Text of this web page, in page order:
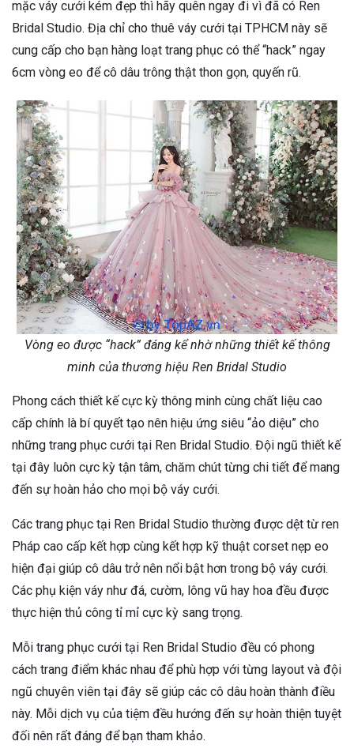
mặc váy cưới kém đẹp thì hãy quên ngay đi vì đã có Ren
Bridal Studio. Địa chỉ cho thuê váy cưới tại TPHCM này sẽ
cung cấp cho bạn hàng loạt trang phục có thể “hack” ngay
6cm vòng eo để cô dâu trông thật thon gọn, quyến rũ.
Vòng eo được “hack” đáng kể nhờ những thiết kế thông
minh của thương hiệu Ren Bridal Studio
Phong cách thiết kế cực kỳ thông minh cùng chất liệu cao
cấp chính là bí quyết tạo nên hiệu ứng siêu “ảo diệu” cho
những trang phục cưới tại Ren Bridal Studio. Đội ngũ thiết kế
tại đây luôn cực kỳ tận tâm, chăm chút từng chi tiết để mang
đến sự hoàn hảo cho mọi bộ váy cưới.
Các trang phục tại Ren Bridal Studio thường được dệt từ ren
Pháp cao cấp kết hợp cùng kết hợp kỹ thuật corset nẹp eo
hiện đại giúp cô dâu trở nên nổi bật hơn trong bộ váy cưới.
Các phụ kiện váy như đá, cườm, lông vũ hay hoa đều được
thực hiện thủ công tỉ mỉ cực kỳ sang trọng.
Mỗi trang phục cưới tại Ren Bridal Studio đều có phong
cách trang điểm khác nhau để phù hợp với từng layout và đội
ngũ chuyên viên tại đây sẽ giúp các cô dâu hoàn thành điều
này. Mỗi dịch vụ của tiệm đều hướng đến sự hoàn thiện tuyệt
đối nên rất đáng để bạn tham khảo.